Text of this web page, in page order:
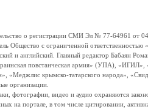
о регистрации СМИ Эл № 77-64961 от
Общество с ограниченной
и английский. Главный редактор Бабаян
повстанческая армия» (УПА),
крымско-татарского народа»,
организации.
фотографии, видео и аудио охраняются
на портале, в том числе цитировании,